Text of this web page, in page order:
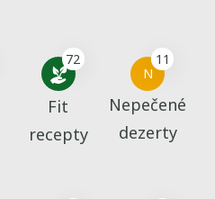
72
Fit
recepty
N
11
Nepečené
dezerty